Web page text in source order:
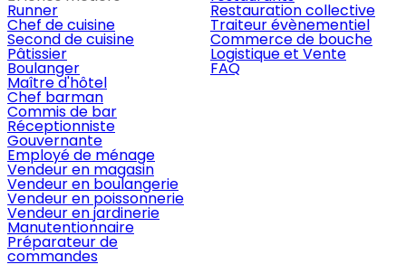
Runner
Chef de cuisine
Second de cuisine
Pâtissier
Boulanger
Maître d'hôtel
Chef barman
Commis de bar
Réceptionniste
Gouvernante
Employé de ménage
Vendeur en magasin
Vendeur en boulangerie
Vendeur en poissonnerie
Vendeur en jardinerie
Manutentionnaire
Préparateur de
commandes
Restauration collective
Traiteur évènementiel
Commerce de bouche
Logistique et Vente
FAQ